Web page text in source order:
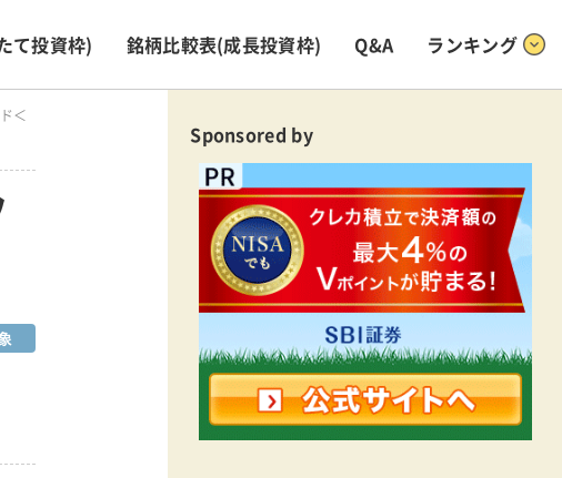
て投資枠) 銘柄比較表(成長投資枠) Q&A ランキング
＜
Sponsored by